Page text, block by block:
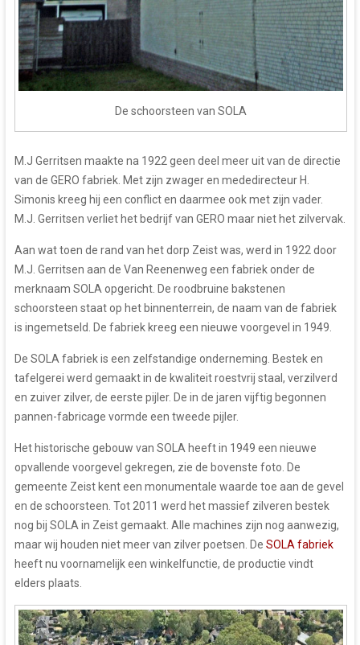
De schoorsteen van SOLA
M.J Gerritsen maakte na 1922 geen deel meer uit van de directie
van de GERO fabriek. Met zijn zwager en mededirecteur H.
Simonis kreeg hij een conflict en daarmee ook met zijn vader.
M.J. Gerritsen verliet het bedrijf van GERO maar niet het zilvervak.
Aan wat toen de rand van het dorp Zeist was, werd in 1922 door
M.J. Gerritsen aan de Van Reenenweg een fabriek onder de
merknaam SOLA opgericht. De roodbruine bakstenen
schoorsteen staat op het binnenterrein, de naam van de fabriek
is ingemetseld. De fabriek kreeg een nieuwe voorgevel in 1949.
De SOLA fabriek is een zelfstandige onderneming. Bestek en
tafelgerei werd gemaakt in de kwaliteit roestvrij staal, verzilverd
en zuiver zilver, de eerste pijler. De in de jaren vijftig begonnen
pannen-fabricage vormde een tweede pijler.
Het historische gebouw van SOLA heeft in 1949 een nieuwe
opvallende voorgevel gekregen, zie de bovenste foto. De
gemeente Zeist kent een monumentale waarde toe aan de gevel
en de schoorsteen. Tot 2011 werd het massief zilveren bestek
nog bij SOLA in Zeist gemaakt. Alle machines zijn nog aanwezig,
maar wij houden niet meer van zilver poetsen. De SOLA fabriek
heeft nu voornamelijk een winkelfunctie, de productie vindt
elders plaats.